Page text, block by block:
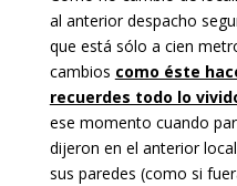
al anterior despacho
que está sólo a cien
cambios como éste
recuerdes todo lo
ese momento cuando
dijeron en el anterior
sus paredes (como si